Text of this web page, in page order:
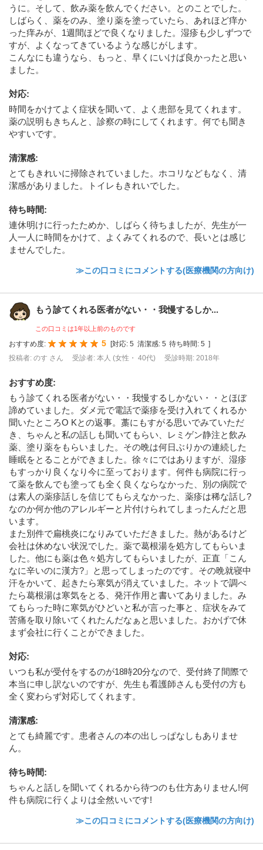
うに。そして、飲み薬を飲んでください。とのことでした。
しばらく、薬をのみ、塗り薬を塗っていたら、あれほど痒か
った痒みが、1週間ほどで良くなりました。湿疹も少しずつで
すが、よくなってきているような感じがします。
こんなにも違うなら、もっと、早くにいけば良かったと思い
ました。
対応:
時間をかけてよく症状を聞いて、よく患部を見てくれます。
薬の説明もきちんと、診察の時にしてくれます。何でも聞き
やすいです。
清潔感:
とてもきれいに掃除されていました。ホコリなどもなく、清
潔感がありました。トイレもきれいでした。
待ち時間:
連休明けに行ったためか、しばらく待ちましたが、先生が一
人一人に時間をかけて、よくみてくれるので、長いとは感じ
ませんでした。
≫この口コミにコメントする(医療機関の方向け)
もう診てくれる医者がない・・我慢するしか...
この口コミは1年以上前のものです
おすすめ度: 5 [対応: 5 清潔感: 5 待ち時間: 5 ]
投稿者: のす さん
受診者: 本人 (女性・ 40代) 受診時期: 2018年
おすすめ度:
もう診てくれる医者がない・・我慢するしかない・・とほぼ
諦めていました。ダメ元で電話で薬疹を受け入れてくれるか
聞いたところO Kとの返事。藁にもすがる思いでみていただ
き、ちゃんと私の話しも聞いてもらい、レミゲン静注と飲み
薬、塗り薬をもらいました。その晩は何日ぶりかの連続した
睡眠をとることができました。徐々にではありますが、湿疹
もすっかり良くなり今に至っております。何件も病院に行っ
て薬を飲んでも塗っても全く良くならなかった、別の病院で
は素人の薬疹話しを信じてもらえなかった、薬疹は稀な話し?
なのか何か他のアレルギーと片付けられてしまったんだと思
います。
また別件で扁桃炎になりみていただきました。熱があるけど
会社は休めない状況でした。薬で葛根湯を処方してもらいま
した。他にも薬は色々処方してもらいましたが、正直「こん
なに辛いのに漢方?」と思ってしまったのです。その晩就寝中
汗をかいて、起きたら寒気が消えていました。ネットで調べ
たら葛根湯は寒気をとる、発汗作用と書いてありました。み
てもらった時に寒気がひどいと私が言った事と、症状をみて
苦痛を取り除いてくれたんだなぁと思いました。おかげで休
まず会社に行くことができました。
対応:
いつも私が受付をするのが18時20分なので、受付終了間際で
本当に申し訳ないのですが、先生も看護師さんも受付の方も
全く変わらず対応してくれます。
清潔感:
とても綺麗です。患者さんの本の出しっぱなしもありませ
ん。
待ち時間:
ちゃんと話しを聞いてくれるから待つのも仕方ありません!何
件も病院に行くよりは全然いいです!
≫この口コミにコメントする(医療機関の方向け)